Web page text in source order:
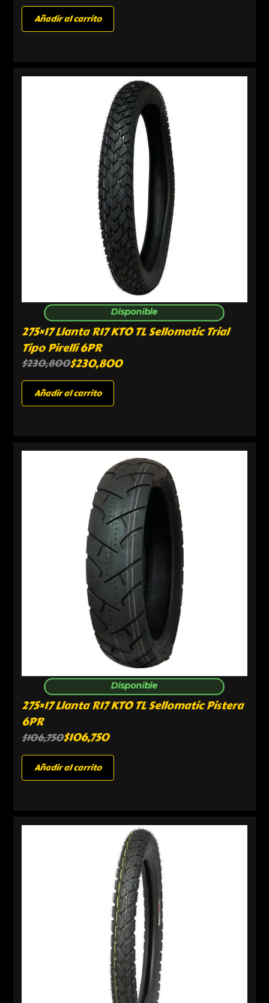
Añadir al carrito
Disponible
275×17 Llanta R17 KTO TL Sellomatic Trial
Tipo Pirelli 6PR
$230,800$230,800
Añadir al carrito
Disponible
275×17 Llanta R17 KTO TL Sellomatic Pistera
6PR
$106,750$106,750
Añadir al carrito